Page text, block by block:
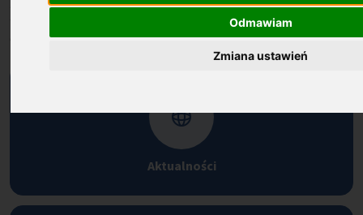
Odmawiam
Zmiana ustawień
Poznaj naszych laureatów i ich
osiągnięcia badawcze
Aktualności